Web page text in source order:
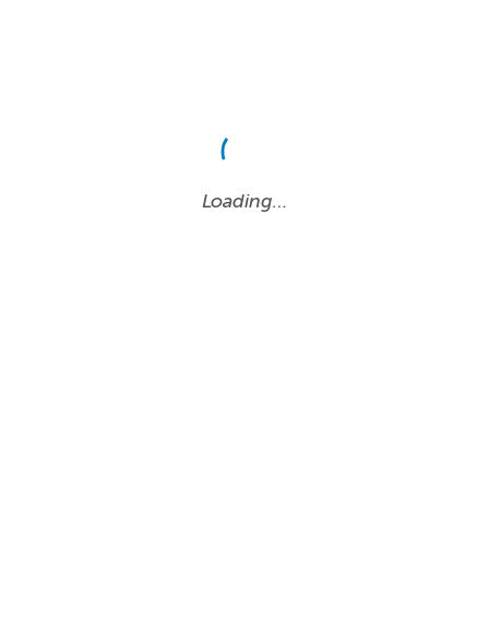
Loading…